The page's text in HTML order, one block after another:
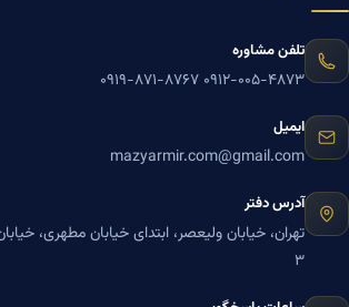
تلفن مشاوره
۰۹۱۲-۰۰۵-۴۸۷۳ ۰۹۱۹-۸۷۱-۸۷۶۷
ایمیل
mazyarmir.com@gmail.com
آدرس دفتر
۳